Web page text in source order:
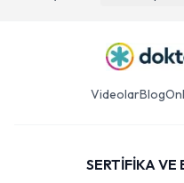
VideolarBlog
SERTİFİKA VE